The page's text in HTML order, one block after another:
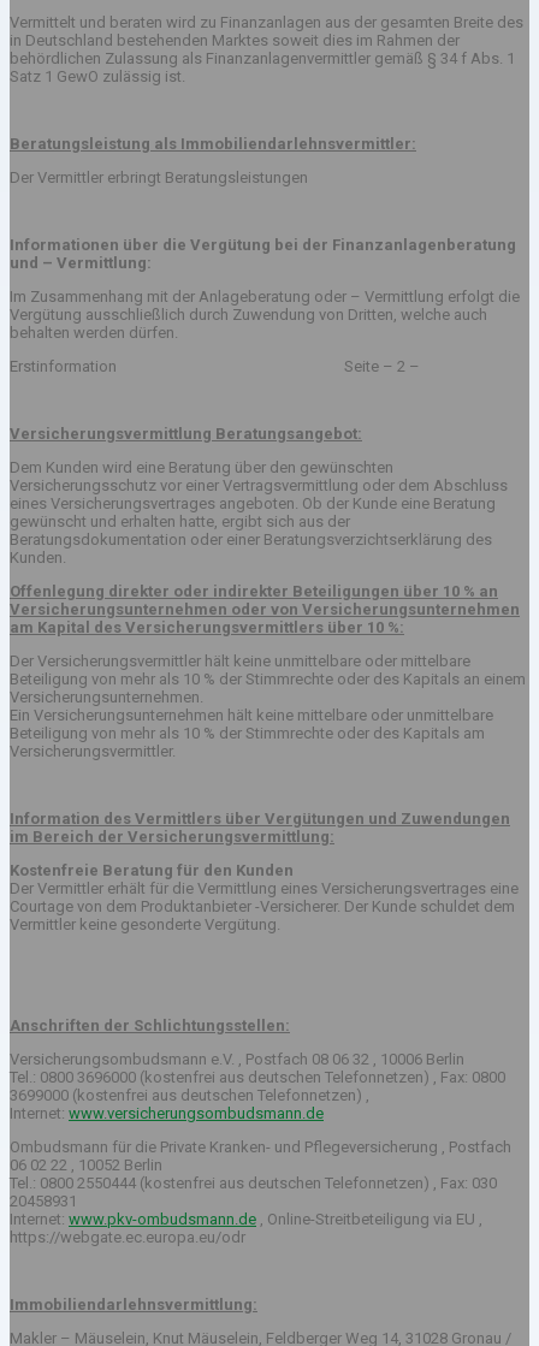
Vermittelt und beraten wird zu Finanzanlagen aus der gesamten Breite des
in Deutschland bestehenden Marktes soweit dies im Rahmen der
behördlichen Zulassung als Finanzanlagenvermittler gemäß § 34 f Abs. 1
Satz 1 GewO zulässig ist.
Beratungsleistung als Immobiliendarlehnsvermittler:
Der Vermittler erbringt Beratungsleistungen
Informationen über die Vergütung bei der Finanzanlagenberatung
und – Vermittlung:
Im Zusammenhang mit der Anlageberatung oder – Vermittlung erfolgt die
Vergütung ausschließlich durch Zuwendung von Dritten, welche auch
behalten werden dürfen.
Erstinformation Seite – 2 –
Versicherungsvermittlung Beratungsangebot:
Dem Kunden wird eine Beratung über den gewünschten
Versicherungsschutz vor einer Vertragsvermittlung oder dem Abschluss
eines Versicherungsvertrages angeboten. Ob der Kunde eine Beratung
gewünscht und erhalten hatte, ergibt sich aus der
Beratungsdokumentation oder einer Beratungsverzichtserklärung des
Kunden.
Offenlegung direkter oder indirekter Beteiligungen über 10 % an
Versicherungsunternehmen oder von Versicherungsunternehmen
am Kapital des Versicherungsvermittlers über 10 %:
Der Versicherungsvermittler hält keine unmittelbare oder mittelbare
Beteiligung von mehr als 10 % der Stimmrechte oder des Kapitals an einem
Versicherungsunternehmen.
Ein Versicherungsunternehmen hält keine mittelbare oder unmittelbare
Beteiligung von mehr als 10 % der Stimmrechte oder des Kapitals am
Versicherungsvermittler.
Information des Vermittlers über Vergütungen und Zuwendungen
im Bereich der Versicherungsvermittlung:
Kostenfreie Beratung für den Kunden
Der Vermittler erhält für die Vermittlung eines Versicherungsvertrages eine
Courtage von dem Produktanbieter -Versicherer. Der Kunde schuldet dem
Vermittler keine gesonderte Vergütung.
Anschriften der Schlichtungsstellen:
Versicherungsombudsmann e.V. , Postfach 08 06 32 , 10006 Berlin
Tel.: 0800 3696000 (kostenfrei aus deutschen Telefonnetzen) , Fax: 0800
3699000 (kostenfrei aus deutschen Telefonnetzen) ,
Internet: www.versicherungsombudsmann.de
Ombudsmann für die Private Kranken- und Pflegeversicherung , Postfach
06 02 22 , 10052 Berlin
Tel.: 0800 2550444 (kostenfrei aus deutschen Telefonnetzen) , Fax: 030
20458931
Internet: www.pkv-ombudsmann.de , Online-Streitbeteiligung via EU ,
https://webgate.ec.europa.eu/odr
Immobiliendarlehnsvermittlung:
Makler – Mäuselein, Knut Mäuselein, Feldberger Weg 14, 31028 Gronau /